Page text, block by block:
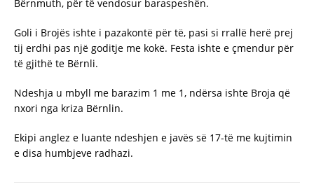
Bërnmuth, për të vendosur baraspeshën.
Goli i Brojës ishte i pazakontë për të, pasi si rrallë herë prej
tij erdhi pas një goditje me kokë. Festa ishte e çmendur për
të gjithë te Bërnli.
Ndeshja u mbyll me barazim 1 me 1, ndërsa ishte Broja që
nxori nga kriza Bërnlin.
Ekipi anglez e luante ndeshjen e javës së 17-të me kujtimin
e disa humbjeve radhazi.